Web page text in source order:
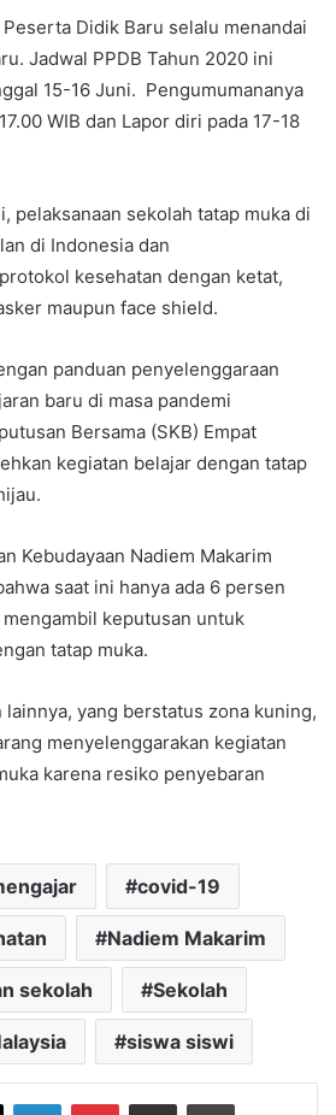
Didik Baru selalu menandai
Jadwal PPDB Tahun 2020 ini
15-16 Juni. Pengumumananya
WIB dan Lapor diri pada 17-18
pelaksanaan sekolah tatap muka di
di Indonesia dan
kesehatan dengan ketat,
maupun face shield.
panduan penyelenggaraan
baru di masa pandemi
Bersama (SKB) Empat
kegiatan belajar dengan tatap
Kebudayaan Nadiem Makarim
saat ini hanya ada 6 persen
keputusan untuk
tatap muka.
yang berstatus zona kuning,
menyelenggarakan kegiatan
karena resiko penyebaran
covid-19
Nadiem Makarim
sekolah Sekolah
siswa siswi
X LinkedInPinterestShare via Email Print